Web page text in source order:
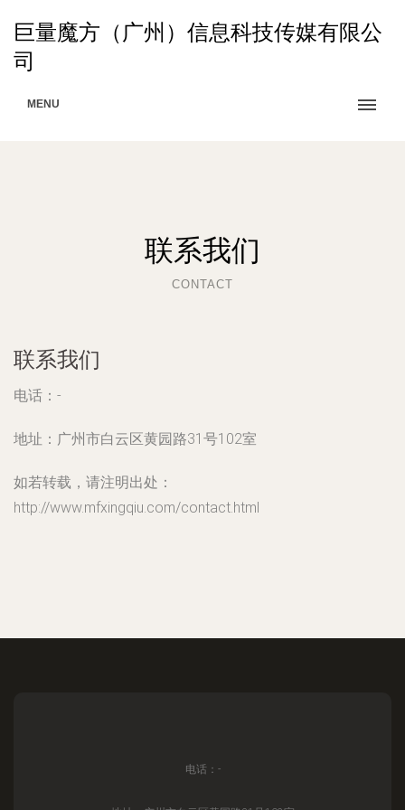
巨量魔方（广州）信息科技传媒有限公
司
MENU
联系我们
CONTACT
联系我们
电话：-
地址：广州市白云区黄园路31号102室
如若转载，请注明出处：
http://www.mfxingqiu.com/contact.html
电话：-